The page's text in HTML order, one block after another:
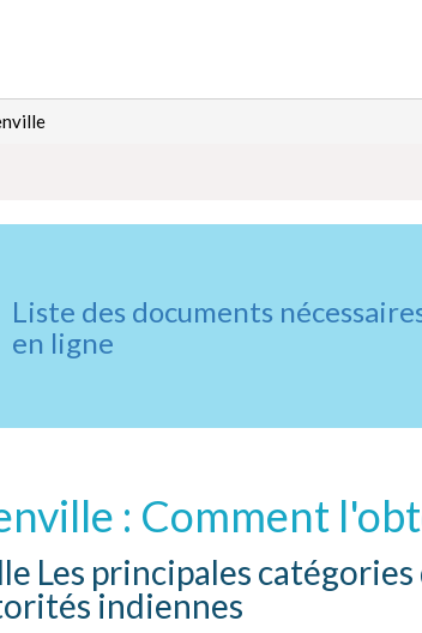
Liste des documents
en ligne
: Comment
Les principales catégories
indiennes